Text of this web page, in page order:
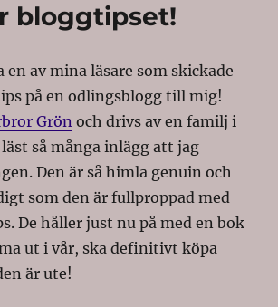
bloggtipset!
en av mina läsare som skickade
på en odlingsblogg till mig!
Grön och drivs av en familj i
läst så många inlägg att jag
Den är så himla genuin och
som den är fullproppad med
De håller just nu på med en bok
ut i vår, ska definitivt köpa
är ute!